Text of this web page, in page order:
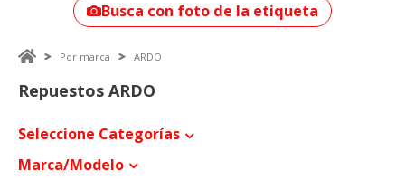
Busca con foto de la etiqueta
Por marca ARDO
Repuestos ARDO
Seleccione Categorías
Marca/modelo